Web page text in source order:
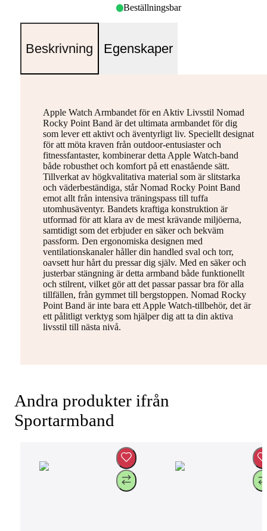
Beställningsbar
Beskrivning Egenskaper
Apple Watch Armbandet för en Aktiv Livsstil Nomad
Rocky Point Band är det ultimata armbandet för dig
som lever ett aktivt och äventyrligt liv. Speciellt designat
för att möta kraven från outdoor-entusiaster och
fitnessfantaster, kombinerar detta Apple Watch-band
både robusthet och komfort på ett enastående sätt.
Tillverkat av högkvalitativa material som är slitstarka
och väderbeständiga, står Nomad Rocky Point Band
emot allt från intensiva träningspass till tuffa
utomhusäventyr. Bandets kraftiga konstruktion är
utformad för att klara av de mest krävande miljöerna,
samtidigt som det erbjuder en säker och bekväm
passform. Den ergonomiska designen med
ventilationskanaler håller din handled sval och torr,
oavsett hur hårt du pressar dig själv. Med en säker och
justerbar stängning är detta armband både funktionellt
och stilrent, vilket gör att det passar passar bra för alla
tillfällen, från gymmet till bergstoppen. Nomad Rocky
Point Band är inte bara ett Apple Watch-tillbehör, det är
ett pålitligt verktyg som hjälper dig att ta din aktiva
livsstil till nästa nivå.
Andra produkter ifrån
Sportarmband